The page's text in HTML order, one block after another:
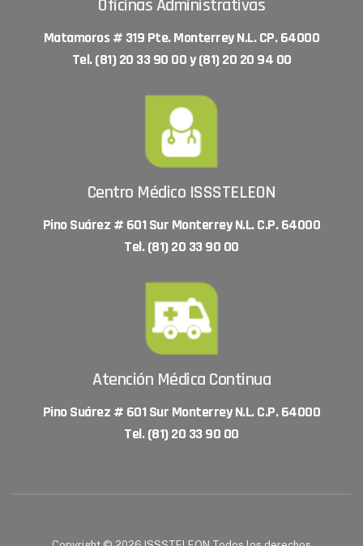
Oficinas Administrativas
Matamoros # 319 Pte. Monterrey N.L. CP. 64000
Tel. (81) 20 33 90 00 y (81) 20 20 94 00
Centro Médico ISSSTELEON
Pino Suárez # 601 Sur Monterrey N.L. C.P. 64000
Tel. (81) 20 33 90 00
Atención Médica Continua
Pino Suárez # 601 Sur Monterrey N.L. C.P. 64000
Tel. (81) 20 33 90 00